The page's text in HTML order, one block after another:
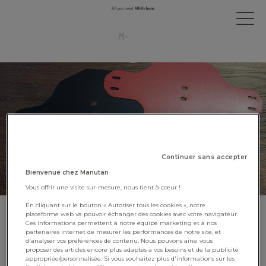
Les Papeteries Pichon donnent
une seconde vie aux
couvertures de cahiers scolaires
Continuer sans accepter
Bienvenue chez Manutan
Vous offrir une visite sur-mesure, nous tient à cœur !
En cliquant sur le bouton « Autoriser tous les cookies », notre
plateforme web va pouvoir échanger des cookies avec votre navigateur.
Ces informations permettent à notre équipe marketing et à nos
partenaires internet de mesurer les performances de notre site, et
d'analyser vos préférences de contenu. Nous pouvons ainsi vous
proposer des articles encore plus adaptés à vos besoins et de la publicité
appropriée/personnalisée. Si vous souhaitez plus d'informations sur les